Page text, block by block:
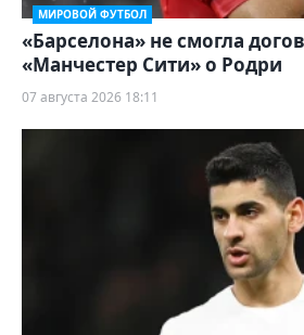
МИРОВОЙ ФУТБОЛ
«Барселона» не смогла
«Манчестер Сити» о Родри
07 августа 2026 18:11